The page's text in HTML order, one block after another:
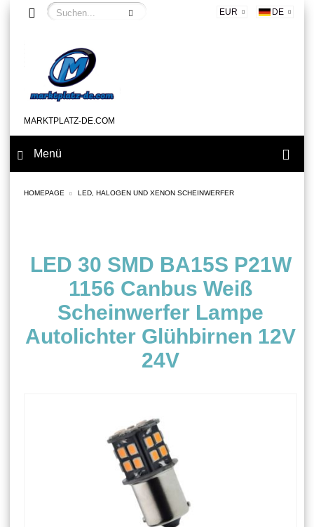
EUR DE
MARKTPLATZ-DE.COM
Menü
HOMEPAGE LED, HALOGEN UND XENON SCHEINWERFER
LED 30 SMD BA15S P21W
1156 Canbus Weiß
Scheinwerfer Lampe
Autolichter Glühbirnen 12V
24V